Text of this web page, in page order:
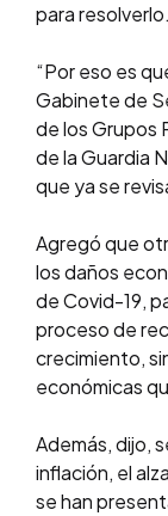
para resolverlo.
“Por eso es
Gabinete de
de los Grupos
de la Guardia
que ya se
Agregó que
los daños
de Covid-19,
proceso de
crecimiento,
económicas
Además, dijo,
inflación, el
se han